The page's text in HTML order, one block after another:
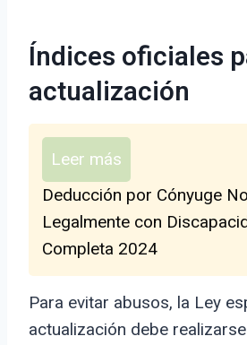
Índices oficiales
actualización
Leer más
Deducción por Cónyuge
Legalmente con
Completa 2024
Para evitar abusos, la Ley
actualización debe